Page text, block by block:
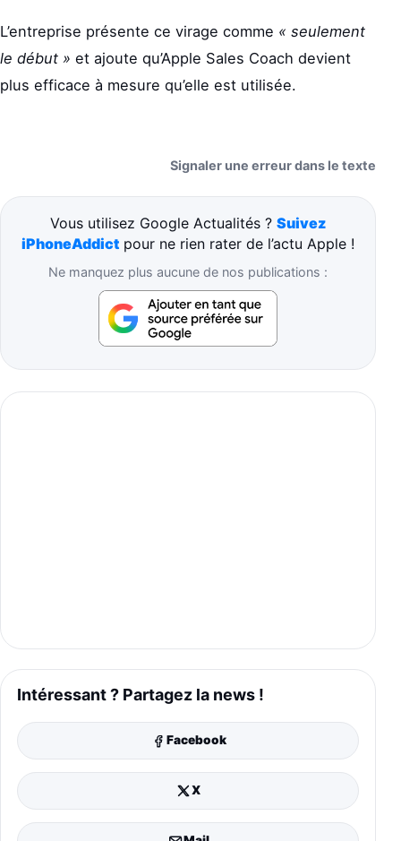
L’entreprise présente ce virage comme « seulement
le début » et ajoute qu’Apple Sales Coach devient
plus efficace à mesure qu’elle est utilisée.
Signaler une erreur dans le texte
Vous utilisez Google Actualités ? Suivez
iPhoneAddict pour ne rien rater de l’actu Apple !
Ne manquez plus aucune de nos publications :
Intéressant ? Partagez la news !
Facebook
X